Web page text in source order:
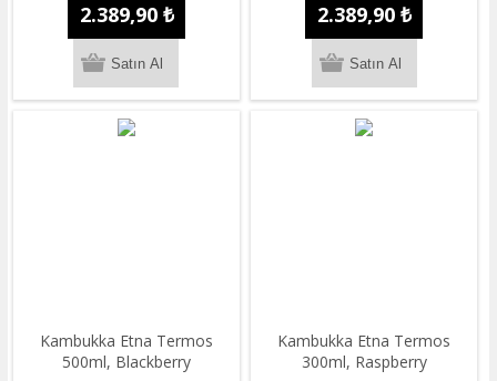
2.389,90 ₺ 2.389,90 ₺
​Kambukka Etna Termos
500ml, Blackberry
​Kambukka Etna Termos
300ml, Raspberry